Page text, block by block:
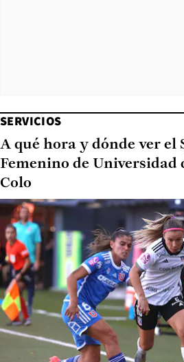
SERVICIOS
A qué hora y dónde ver el
Femenino de Universidad
Colo